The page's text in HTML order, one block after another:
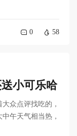
0 58
小可乐哈
众点评找吃的，
午天气相当热，